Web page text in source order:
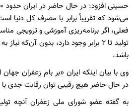
می‌شود که تقریباً برابر با مصرف کل
فعلی، اگر برنامه‌ریزی آموزشی و ترویجی
تولید تا ۲ برابر وجود دارد، بدون
باشد.
وی با بیان اینکه ایران «بر بام زعفران
در حال حاضر هیچ رقیبی توان رقابت جدی با
به گفته عضو شورای ملی زعفران آنچه